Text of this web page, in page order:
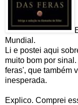
Mundial.
Li e postei aqui
muito bom por
feras', que também
inesperada.
Explico. Comprei